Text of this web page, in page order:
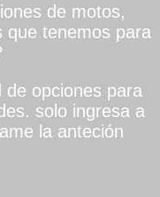
de motos,
que tenemos para
de opciones para
solo ingresa a
la anteción